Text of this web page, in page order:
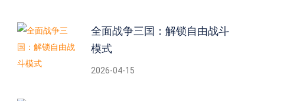
全面战争三国：解锁自由战斗
模式
2026-04-15